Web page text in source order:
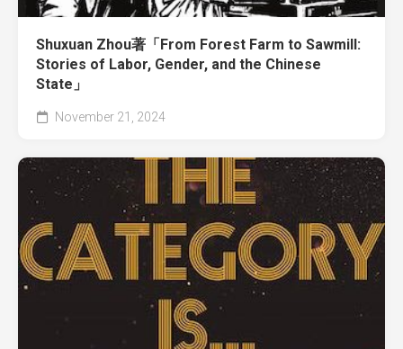
Shuxuan Zhou著「From Forest Farm to Sawmill:
Stories of Labor, Gender, and the Chinese
State」
November 21, 2024